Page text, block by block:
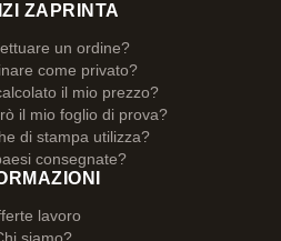
ZAPRINTA
un ordine?
come privato?
il mio prezzo?
il mio foglio di prova?
di stampa utilizza?
consegnate?
lavoro